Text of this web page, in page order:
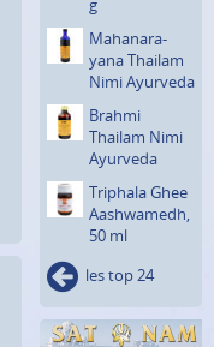
g
Mahanara­
yana Thailam
Nimi Ayurveda
Brahmi
Thailam Nimi
Ayurveda
Triphala Ghee
Aashwa­medh,
50 ml
les top 24